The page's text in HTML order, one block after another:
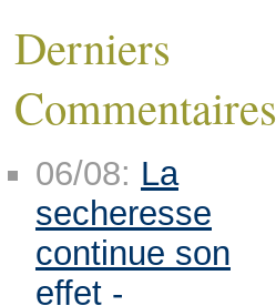
Derniers
Commentaires
06/08: La
secheresse
continue son
effet -